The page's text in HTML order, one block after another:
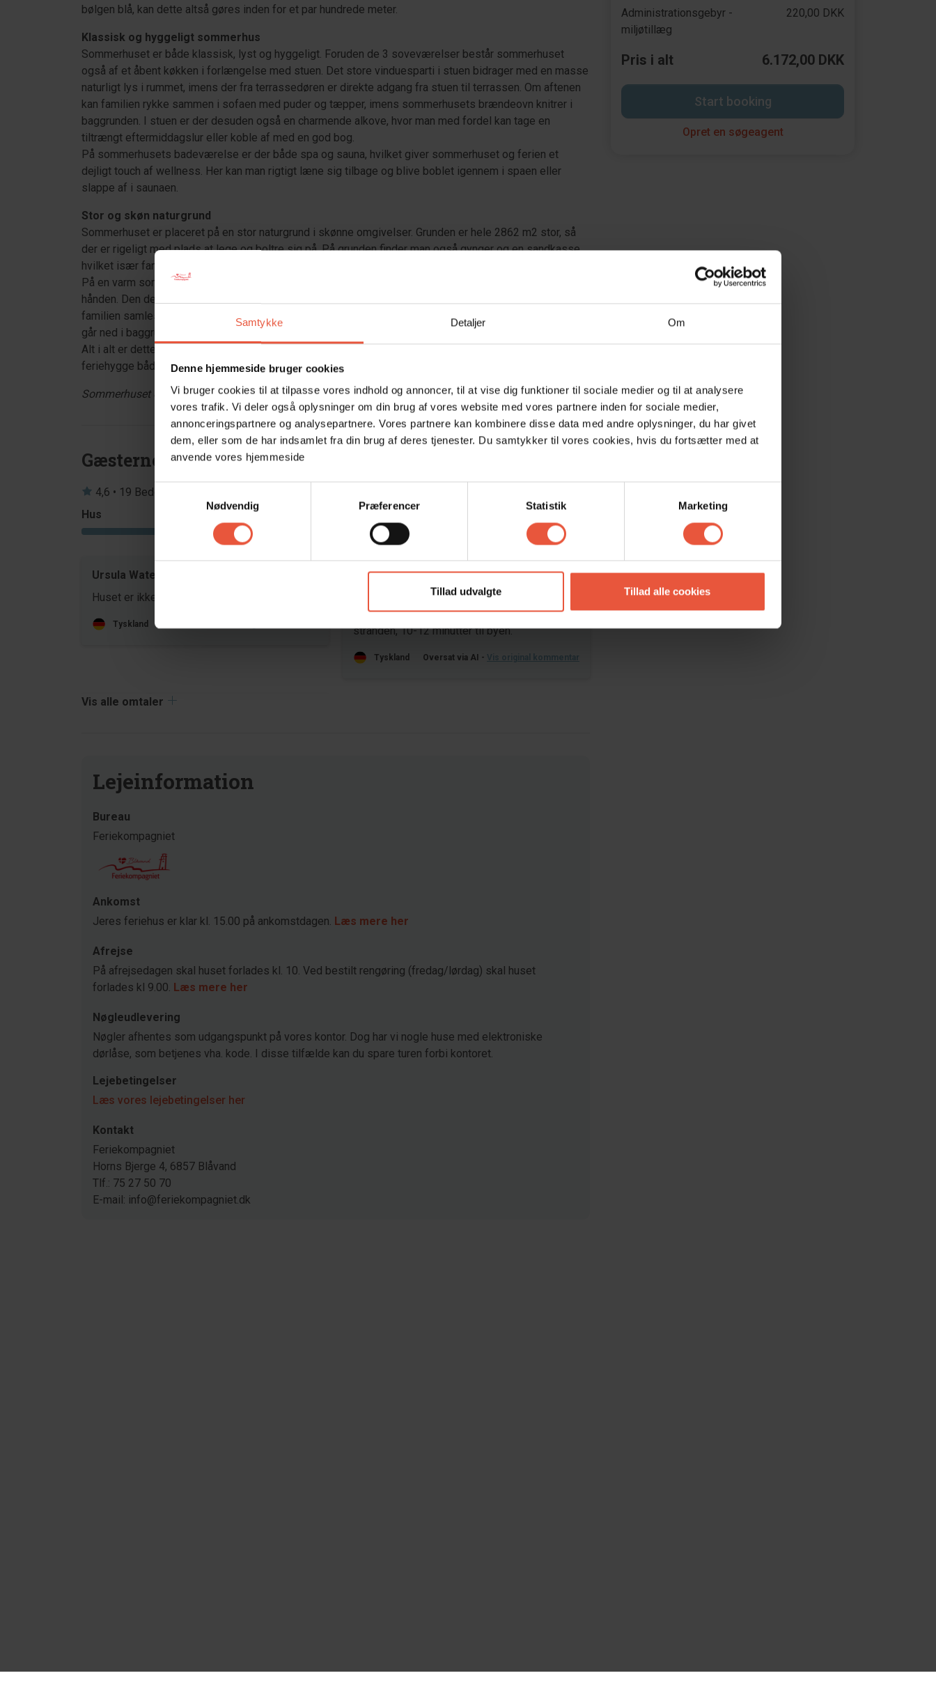
Samtykke Detaljer Om
Denne hjemmeside bruger cookies
Vi bruger cookies til at tilpasse vores indhold og annoncer, til at vise dig funktioner til sociale medier og til at analysere
vores trafik. Vi deler også oplysninger om din brug af vores website med vores partnere inden for sociale medier,
annonceringspartnere og analysepartnere. Vores partnere kan kombinere disse data med andre oplysninger, du har givet
dem, eller som de har indsamlet fra din brug af deres tjenester. Du samtykker til vores cookies, hvis du fortsætter med at
anvende vores hjemmeside
Nødvendig
Præferencer Statistik Marketing
Tillad udvalgte Tillad alle cookies
bølgen blå, kan dette altså gøres inden for et par hundrede meter.
Klassisk og hyggeligt sommerhus
Sommerhuset er både klassisk, lyst og hyggeligt. Foruden de 3 soveværelser består sommerhuset
også af et åbent køkken i forlængelse med stuen. Det store vinduesparti i stuen bidrager med en masse
naturligt lys i rummet, imens der fra terrassedøren er direkte adgang fra stuen til terrassen. Om aftenen
kan familien rykke sammen i sofaen med puder og tæpper, imens sommerhusets brændeovn knitrer i
baggrunden. I stuen er der desuden også en charmende alkove, hvor man med fordel kan tage en
tiltrængt eftermiddagslur eller koble af med en god bog.
På sommerhusets badeværelse er der både spa og sauna, hvilket giver sommerhuset og ferien et
dejligt touch af wellness. Her kan man rigtigt læne sig tilbage og blive boblet igennem i spaen eller
slappe af i saunaen.
Stor og skøn naturgrund
Sommerhuset er placeret på en stor naturgrund i skønne omgivelser. Grunden er hele 2862 m2 stor, så
der er rigeligt med plads at lege og boltre sig på. På grunden finder man også gynger og en sandkasse,
hvilket især familiens yngste medlemmer med garanti vil få glæde af.
På en varm sommerdag kan man slappe af på terrassen med en spændende bog og et køligt glas rosé i
hånden. Den delvist overdækkede terrasse er også oplagt til grillaftener med familien. Her kan hele
familien samles til en skøn middag, hvor man rigtigt kan nyde hinandens selskab, imens solen langsomt
går ned i baggrunden.
Alt i alt er dette et skønt og klassisk sommerhus med en fantastisk beliggenhed og mulighed for
feriehygge både inde og ude.
Sommerhuset er røgfrit, og ungdomsgrupper er ikke tilladt.
Gæsterne siger
4,6 • 19 Bedømmelser
Hus
Grund
4,8
Område
4,8
Ursula Watermeyer-Wilm
Huset er ikke helt rent!
Tyskland
Florian Mehlstäubler
dec 2025
Vi havde et fantastisk hus. Beliggenheden er
fantastisk; man kan gå overalt. 5 minutter til
stranden, 10-12 minutter til byen.
Tyskland Oversat via AI - Vis original kommentar
Vis alle omtaler
Lejeinformation
Bureau
Feriekompagniet
Ankomst
Jeres feriehus er klar kl. 15.00 på ankomstdagen. Læs mere her
Afrejse
På afrejsedagen skal huset forlades kl. 10. Ved bestilt rengøring (fredag/lørdag) skal huset
forlades kl 9.00. Læs mere her
Nøgleudlevering
Nøgler afhentes som udgangspunkt på vores kontor. Dog har vi nogle huse med elektroniske
dørlåse, som betjenes vha. kode. I disse tilfælde kan du spare turen forbi kontoret.
Lejebetingelser
Læs vores lejebetingelser her
Kontakt
Feriekompagniet
Horns Bjerge 4, 6857 Blåvand
Tlf.: 75 27 50 70
E-mail: info@feriekompagniet.dk
Administrationsgebyr -
miljøtillæg
220,00 DKK
Pris i alt 6.172,00 DKK
Start booking
Opret en søgeagent